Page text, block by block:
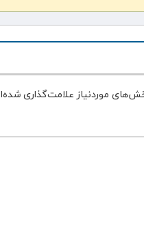
موردنیاز علامت‌گذاری